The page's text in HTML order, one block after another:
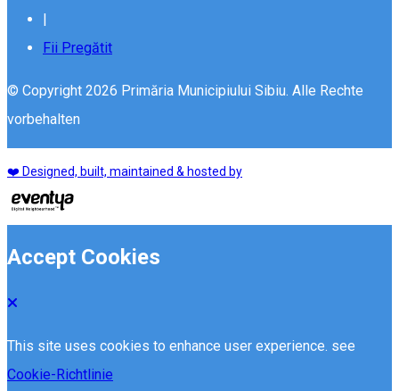
|
Fii Pregătit
© Copyright 2026 Primăria Municipiului Sibiu. Alle Rechte
vorbehalten
❤️ Designed, built, maintained & hosted by
Accept Cookies
This site uses cookies to enhance user experience. see
Cookie-Richtlinie